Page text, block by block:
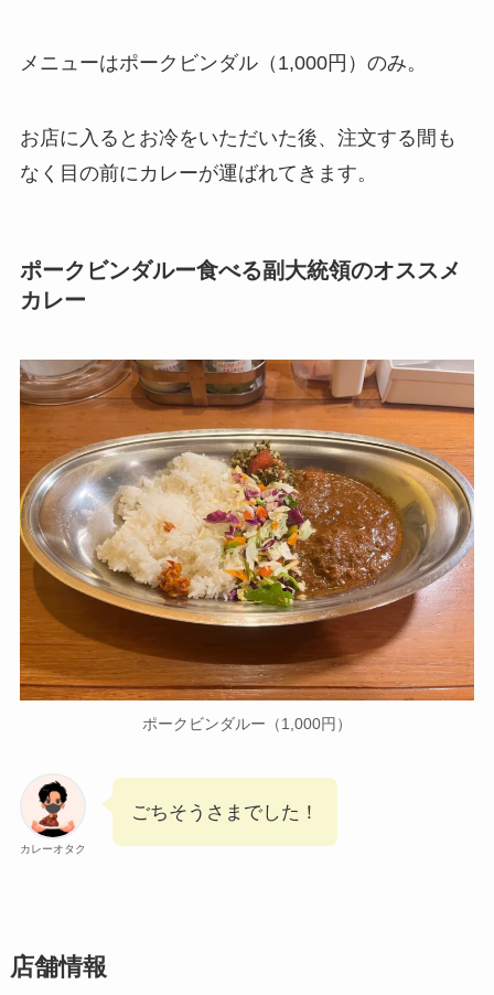
メニューはポークビンダル（1,000円）のみ。
お店に入るとお冷をいただいた後、注文する間も
なく目の前にカレーが運ばれてきます。
ポークビンダルー食べる副大統領のオススメ
カレー
ポークビンダルー（1,000円）
カレーオタク
ごちそうさまでした！
店舗情報